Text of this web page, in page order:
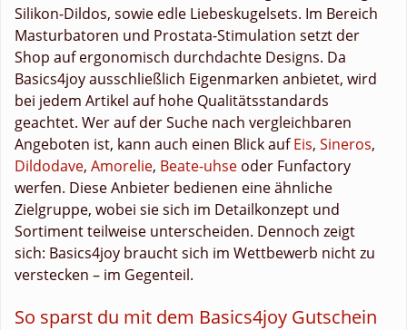
Silikon-Dildos, sowie edle Liebeskugelsets. Im Bereich
Masturbatoren und Prostata-Stimulation setzt der
Shop auf ergonomisch durchdachte Designs. Da
Basics4joy ausschließlich Eigenmarken anbietet, wird
bei jedem Artikel auf hohe Qualitätsstandards
geachtet. Wer auf der Suche nach vergleichbaren
Angeboten ist, kann auch einen Blick aufEis, Sineros,
Dildodave, Amorelie, Beate-uhse oder Funfactory
werfen. Diese Anbieter bedienen eine ähnliche
Zielgruppe, wobei sie sich im Detailkonzept und
Sortiment teilweise unterscheiden. Dennoch zeigt
sich: Basics4joy braucht sich im Wettbewerb nicht zu
verstecken – im Gegenteil.
So sparst du mit dem Basics4joy Gutschein